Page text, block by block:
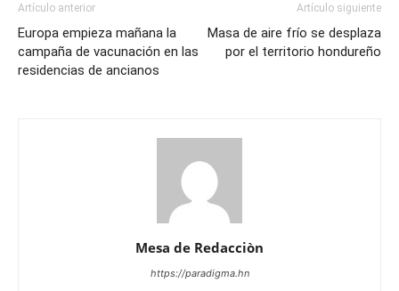
Artículo anterior
Europa empieza mañana la
campaña de vacunación en las
residencias de ancianos
Artículo siguiente
Masa de aire frío se desplaza
por el territorio hondureño
Mesa de Redacciòn
https://paradigma.hn